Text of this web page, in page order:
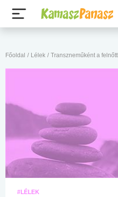
Főoldal / Lélek / Transzneműként a
#LÉLEK